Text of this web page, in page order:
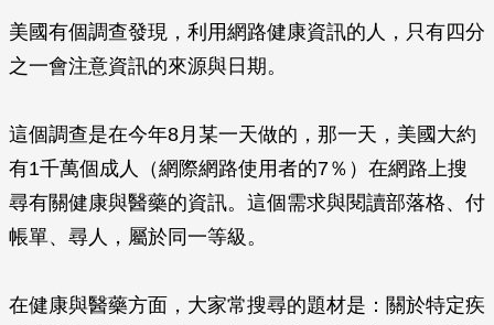
美國有個調查發現，利用網路健康資訊的人，只有四分
之一會注意資訊的來源與日期。
這個調查是在今年8月某一天做的，那一天，美國大約
有1千萬個成人（網際網路使用者的7％）在網路上搜
尋有關健康與醫藥的資訊。這個需求與閱讀部落格、付
帳單、尋人，屬於同一等級。
在健康與醫藥方面，大家常搜尋的題材是：關於特定疾